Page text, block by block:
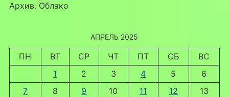
Архив. Облако
АПРЕЛЬ 2025
ПН ВТ СР ЧТ ПТ СБ
ВС
1
2 3 4 5
6
7
8 9 10 11 12
13